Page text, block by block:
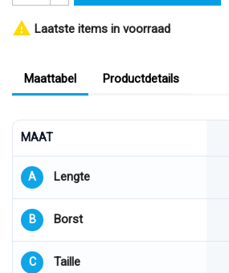
 Laatste items in voorraad
Maattabel Productdetails
MAAT
A Lengte
B Borst
C Taille